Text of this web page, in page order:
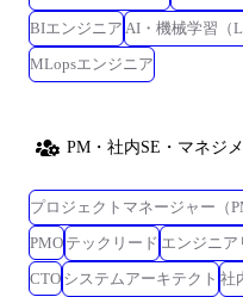
BIエンジニア AI・機械学習（
MLopsエンジニア
PM・社内SE・マネジ
プロジェクトマネージャー（
PMO テックリード エンジニア
CTO システムアーキテクト 社